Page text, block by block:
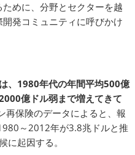
めに、分野とセクターを越
発コミュニティに呼びかけ
、 1980年代の年間平均500億
億ドル弱まで増えてきて
再保険のデータによると、報
～2012年が3.8兆ドルと推
に起因する。